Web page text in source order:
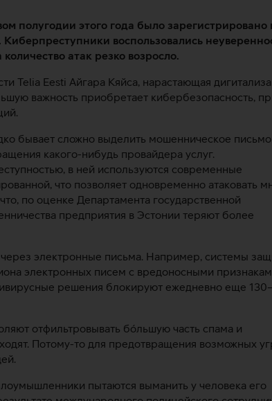
полугодии этого года было зарегистрировано
Киберпреступники воспользовались
атак резко возросло.
Telia Eesti Айгара Кяйса, нарастающая
важность приобретает кибербезопасность,
бывает сложно выделить мошенническое
какого-нибудь провайдера услуг.
в ней используются современные
что позволяет одновременно атаковать
по оценке Департамента государственной
предприятия в Эстонии теряют более
электронные письма. Например, системы
электронных писем с вредоносными
решения блокируют ежедневно еще
отфильтровывать бóльшую часть спама и
Потому-то для предотвращения возможных
пытаются выманить у человека его